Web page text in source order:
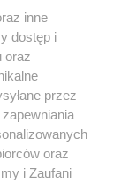
inne
dostęp i
oraz
przez
oraz
i Zaufani